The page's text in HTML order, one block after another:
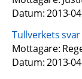
Datum: 2013-
Tullverkets
Mottagare:
Datum: 2013-